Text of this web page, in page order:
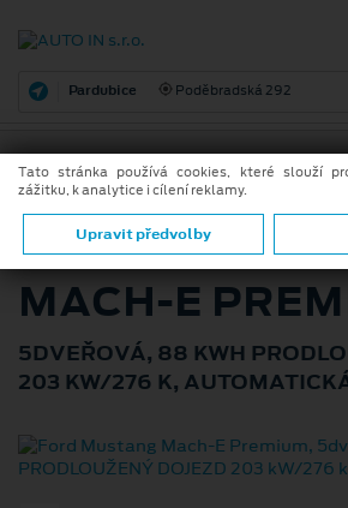
Pardubice Poděbradská 292
FORD
MACH‑E
5DVEŘOVÁ, 88 KWH
203 KW/276 K,
Tato stránka používá cookies, které slouží
zážitku, k analytice i cílení reklamy.
Upravit předvolby